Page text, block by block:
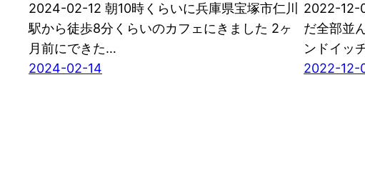
2024-02-12 朝10時くらいに兵庫県宝塚市仁川
駅から徒歩8分くらいのカフェにきました 2ヶ
月前にできた…
2024-02-14
2022-12-
だ全部並
ンドイッ
2022-12-